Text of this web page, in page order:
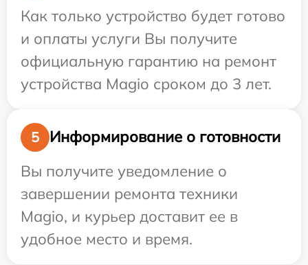
Как только устройство будет готово
и оплаты услуги Вы получите
официальную гарантию на ремонт
устройства Magio сроком до 3 лет.
5
Информирование о готовности
Вы получите уведомление о
завершении ремонта техники
Magio, и курьер доставит ее в
удобное место и время.